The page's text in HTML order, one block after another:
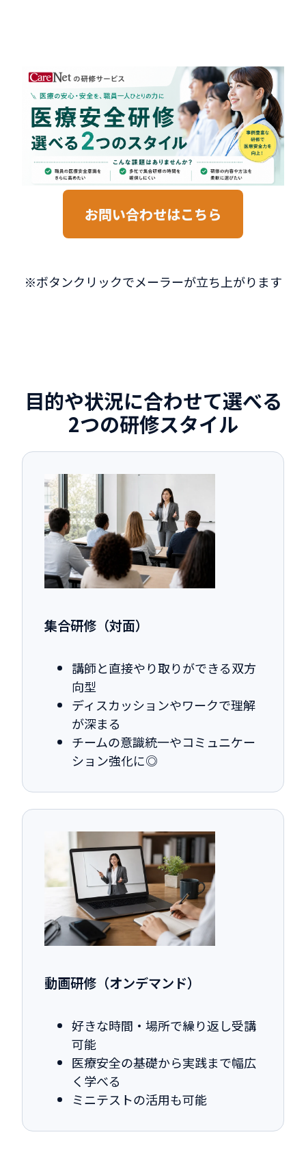
お問い合わせはこちら
※ボタンクリックでメーラーが立ち上がります
目的や状況に合わせて選べる
2つの研修スタイル
集合研修（対面）
講師と直接やり取りができる双方
向型
ディスカッションやワークで理解
が深まる
チームの意識統一やコミュニケー
ション強化に◎
動画研修（オンデマンド）
好きな時間・場所で繰り返し受講
可能
医療安全の基礎から実践まで幅広
く学べる
ミニテストの活用も可能